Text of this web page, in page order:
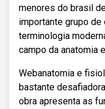
menores do brasil
importante grupo
terminologia
campo da anatomia
Webanatomia e
bastante
obra apresenta as